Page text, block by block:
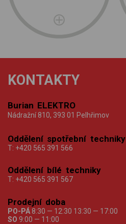
KONTAKTY
Burian ELEKTRO
Nádražní 810, 393 01 Pelhřimov
Oddělení spotřební techniky
T: +420 565 391 566
Oddělení bílé techniky
T: +420 565 391 567
Prodejní doba
PO-PÁ 8:30 — 12:30 13:30 — 17:00
SO 9:00 — 11:00